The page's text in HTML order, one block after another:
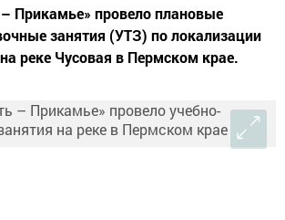
Прикамье» провело плановые
занятия (УТЗ) по локализации
реке Чусовая в Пермском крае.